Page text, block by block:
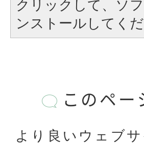
クリックして、ソ
ンストールしてくだ
このペ
より良いウェブ